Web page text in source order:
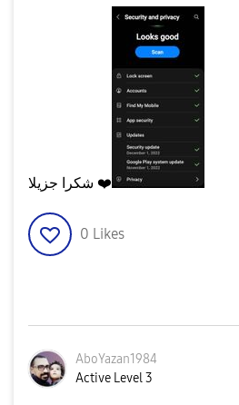
❤️
0 Likes
AboYazan1984
Active Level 3